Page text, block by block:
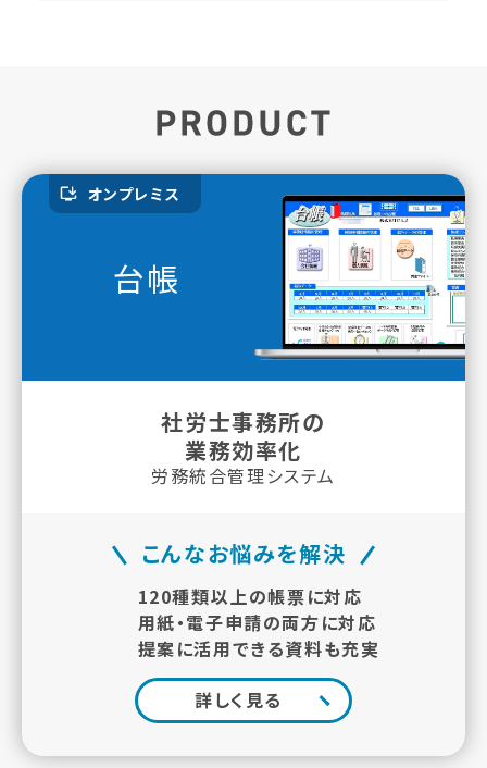
オンプレミス
台帳
社労士事務所の
業務効率化
労務統合管理システム
こんなお悩みを解決
120種類以上の帳票に対応
用紙・電子申請の両方に対応
提案に活用できる資料も充実
詳しく見る